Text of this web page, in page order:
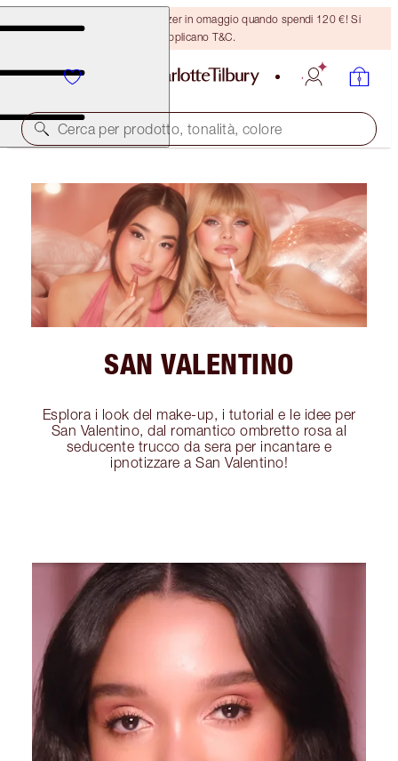
Ricevi un pennello per bronzer in omaggio quando spendi 120 €! Si
applicano T&C.
Cerca per prodotto, tonalità, colore
SAN VALENTINO
Esplora i look del make-up, i tutorial e le idee per
San Valentino, dal romantico ombretto rosa al
seducente trucco da sera per incantare e
ipnotizzare a San Valentino!